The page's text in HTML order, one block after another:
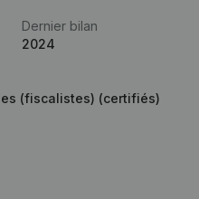
Dernier bilan
2024
(fiscalistes) (certifiés)